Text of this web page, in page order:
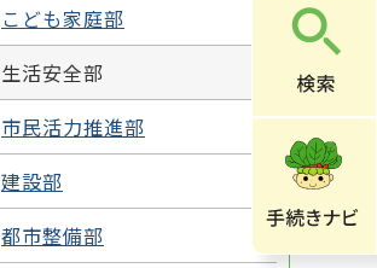
こども家庭部
生活安全部
市民活力推進部
建設部
都市整備部